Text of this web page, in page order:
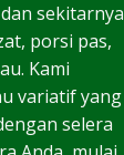
sekitarnya
porsi pas,
Kami
variatif yang
selera